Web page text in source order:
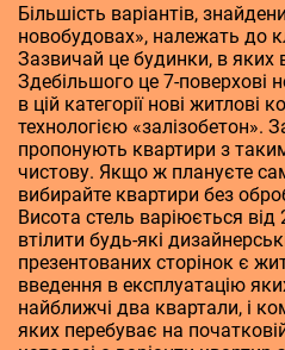
Більшість варіантів,
новобудовах», належать до
Зазвичай це будинки, в яких
Здебільшого це 7-поверхові
в цій категорії нові житлові
технологією «залізобетон».
пропонують квартири з
чистову. Якщо ж плануєте
вибирайте квартири без
Висота стель варіюється
втілити будь-які
презентованих сторінок є
введення в експлуатацію
найближчі два квартали, і
яких перебуває на